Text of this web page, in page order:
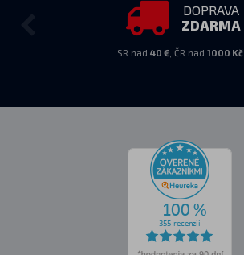
DOPRAVA
ZDARMA
SR nad 40 €, ČR nad 1000 Kč